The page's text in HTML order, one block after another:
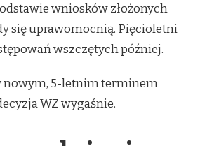
wniosków złożonych
się uprawomocnią. Pięcioletni
wszczętych później.
nowym, 5-letnim terminem
WZ wygaśnie.